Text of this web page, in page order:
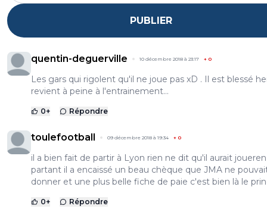
PUBLIER
quentin-deguerville 10 décembre 2018 à 23:17 + 0
Les gars qui rigolent qu'il ne joue pas xD . Il est blessé
revient à peine à l'entrainement...
0+ Répondre
toulefootball 09 décembre 2018 à 19:34 + 0
il a bien fait de partir à Lyon rien ne dit qu'il aurait joueren
partant il a encaissé un beau chèque que JMA ne
donner et une plus belle fiche de paie c'est bien là le
0+ Répondre